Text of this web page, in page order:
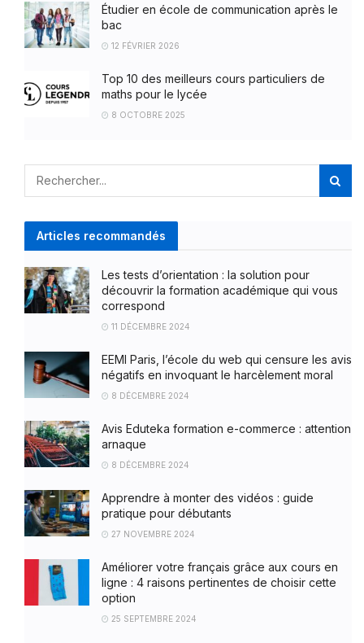
Étudier en école de communication après le
bac
12 FÉVRIER 2026
Top 10 des meilleurs cours particuliers de
maths pour le lycée
8 OCTOBRE 2025
Articles recommandés
Les tests d’orientation : la solution pour
découvrir la formation académique qui vous
correspond
11 DÉCEMBRE 2024
EEMI Paris, l’école du web qui censure les avis
négatifs en invoquant le harcèlement moral
8 DÉCEMBRE 2024
Avis Eduteka formation e-commerce : attention
arnaque
8 DÉCEMBRE 2024
Apprendre à monter des vidéos : guide
pratique pour débutants
27 NOVEMBRE 2024
Améliorer votre français grâce aux cours en
ligne : 4 raisons pertinentes de choisir cette
option
25 SEPTEMBRE 2024